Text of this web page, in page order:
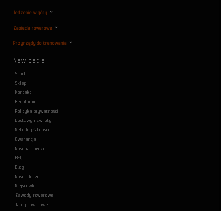
Jedzenie w góry
Zapięcia rowerowe
Przyrządy do trenowania
Nawigacja
Start
Sklep
Kontakt
Regulamin
Polityka prywatności
Dostawy i zwroty
Metody płatności
Gwarancja
Nasi partnerzy
F&Q
Blog
Nasi riderzy
Miejscówki
Zawody rowerowe
Jamy rowerowe